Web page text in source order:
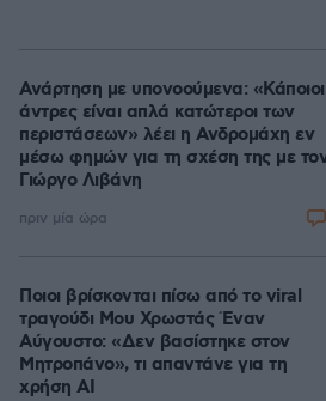
Ανάρτηση με υπονοούμενα: «Κάποιοι
άντρες είναι απλά κατώτεροι των
περιστάσεων» λέει η Ανδρομάχη εν
μέσω φημών για τη σχέση της με
Γιώργο Λιβάνη
πριν μία ώρα
Ποιοι βρίσκονται πίσω από το viral
τραγούδι Μου Χρωστάς Έναν
Αύγουστο: «Δεν βασίστηκε στον
Μητροπάνο», τι απαντάνε για τη
χρήση AI